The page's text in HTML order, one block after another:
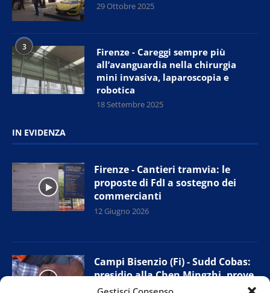
29 Ottobre 2025
3
Firenze - Careggi sempre più
all’avanguardia nella chirurgia
mini invasiva, laparoscopia e
robotica
18 Settembre 2025
IN EVIDENZA
Firenze - Cantieri tramvia: le
proposte di FdI a sostegno dei
commercianti
12 Giugno 2026
Campi Bisenzio (Fi) - Sudd Cobas:
presidio alla Chen Mingzhi, prove
di accordo con l’azienda